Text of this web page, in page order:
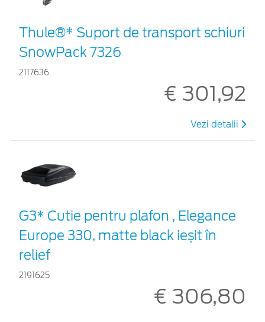
Thule®* Suport de transport schiuri
SnowPack 7326
2117636
€ 301,92
Vezi detalii
G3* Cutie pentru plafon , Elegance
Europe 330, matte black ieșit în
relief
2191625
€ 306,80